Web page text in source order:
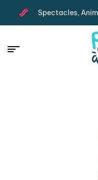
Spectacles,